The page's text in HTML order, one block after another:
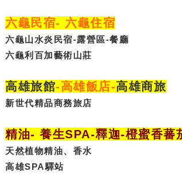
六龜民宿- 六龜住宿
六龜山水炎民宿-露營區-餐廳
六龜利百加藝術山莊
高雄旅館-高雄飯店-高雄商旅
新世代精品商務旅店
精油- 養生SPA-釋迦-橙蜜香蕃
天然植物精油、香水
高雄SPA驛站